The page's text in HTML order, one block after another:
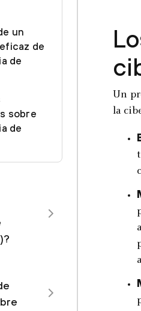
un
de
de
sobre
de
Un
la